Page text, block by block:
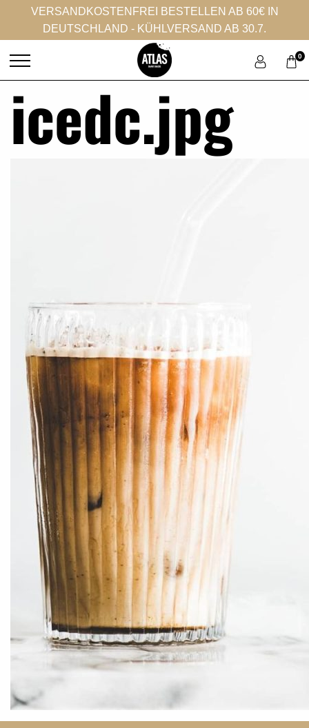
VERSANDKOSTENFREI BESTELLEN AB 60€ IN
DEUTSCHLAND - KÜHLVERSAND AB 30.7.
0
icedc.jpg